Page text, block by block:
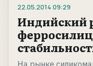
22.05.2014 09:29
Индийский